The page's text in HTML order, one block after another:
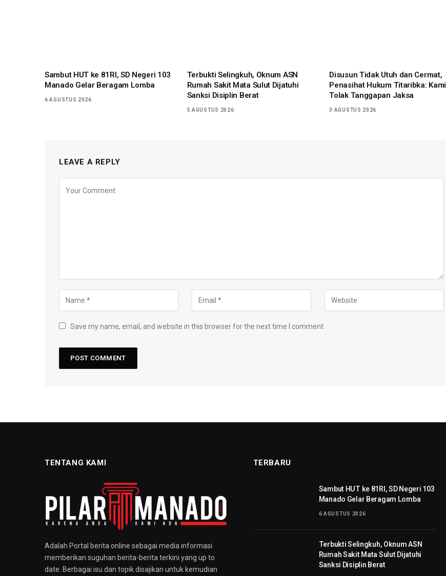
Sambut HUT ke 81RI, SD Negeri 103
Manado Gelar Beragam Lomba
6 AGUSTUS 2026
Terbukti Selingkuh, Oknum ASN
Rumah Sakit Mata Sulut Dijatuhi
Sanksi Disiplin Berat
5 AGUSTUS 2026
Disusun Tidak Utuh dan Cermat,
Penasihat Hukum Titaribka: Kami
Tolak Tanggapan Jaksa
3 AGUSTUS 2026
LEAVE A REPLY
Save my name, email, and website in this browser for the next time I comment.
TENTANG KAMI
Adalah Portal berita online sebagai media informasi
memberikan suguhan berita-berita terkini yang up to
date. Berbagai isu dan topik disajikan untuk kemudian
TERBARU
Sambut HUT ke 81RI, SD Negeri 103
Manado Gelar Beragam Lomba
6 AGUSTUS 2026
Terbukti Selingkuh, Oknum ASN
Rumah Sakit Mata Sulut Dijatuhi
Sanksi Disiplin Berat